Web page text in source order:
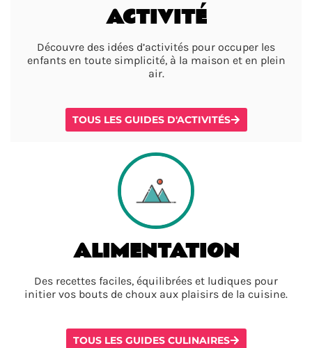
ACTIVITÉ
Découvre des idées d’activités pour occuper les
enfants en toute simplicité, à la maison et en plein
air.
TOUS LES GUIDES D'ACTIVITÉS
ALIMENTATION
Des recettes faciles, équilibrées et ludiques pour
initier vos bouts de choux aux plaisirs de la cuisine.
TOUS LES GUIDES CULINAIRES